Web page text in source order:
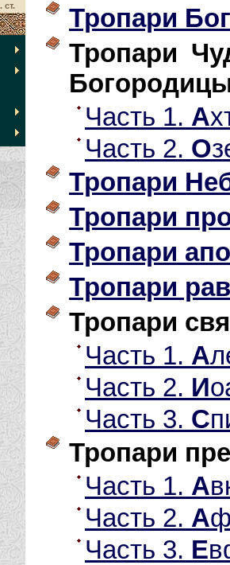
ст.
Тропари
Тропари
Часть 1. А
Часть 2. О
Тропари
Тропари
Тропари
Тропари
Тропари
Часть 1. А
Часть 2. И
Часть 3. С
Тропари
Часть 1. А
Часть 2. А
Часть 3. Е